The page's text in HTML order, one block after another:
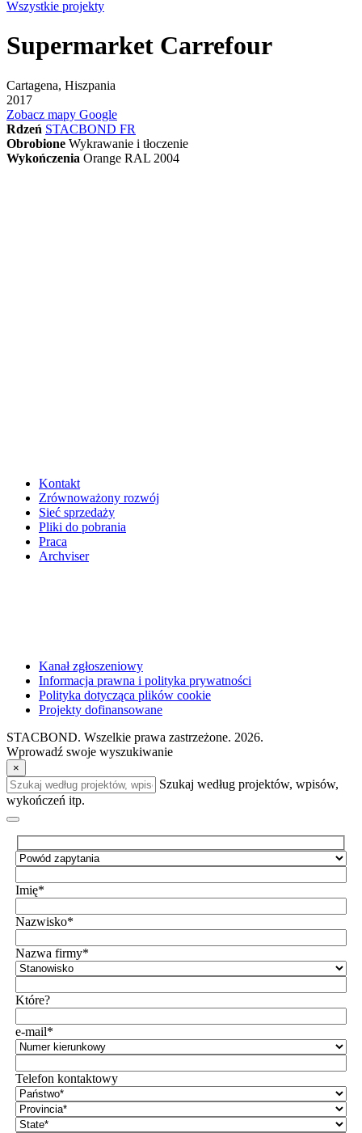
Wszystkie projekty
Supermarket Carrefour
Cartagena, Hiszpania
2017
Zobacz mapy Google
Rdzeń STACBOND FR
Obrobione Wykrawanie i tłoczenie
Wykończenia Orange RAL 2004
Kontakt
Zrównoważony rozwój
Sieć sprzedaży
Pliki do pobrania
Praca
Archviser
Kanał zgłoszeniowy
Informacja prawna i polityka prywatności
Polityka dotycząca plików cookie
Projekty dofinansowane
STACBOND. Wszelkie prawa zastrzeżone. 2026.
Wprowadź swoje wyszukiwanie
×
Szukaj według projektów, wpisów,
wykończeń itp.
Imię*
Nazwisko*
Nazwa firmy*
Które?
e-mail*
Telefon kontaktowy